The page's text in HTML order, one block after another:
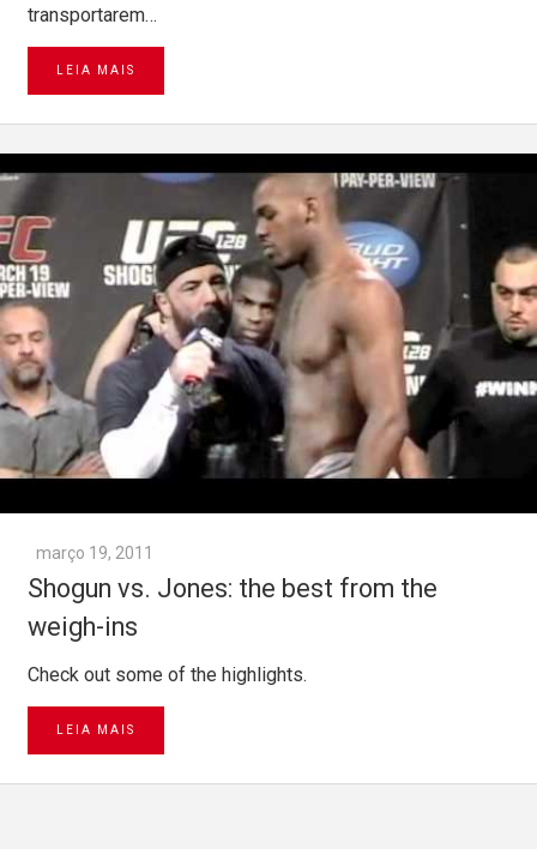
transportarem…
LEIA MAIS
março 19, 2011
Shogun vs. Jones: the best from the
weigh-ins
Check out some of the highlights.
LEIA MAIS